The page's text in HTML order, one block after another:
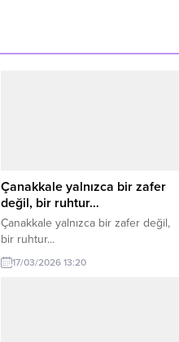
Çanakkale yalnızca bir zafer
değil, bir ruhtur…
Çanakkale yalnızca bir zafer değil,
bir ruhtur...
17/03/2026 13:20